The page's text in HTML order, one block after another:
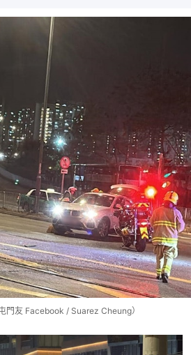
門友 Facebook / Suarez Cheung）